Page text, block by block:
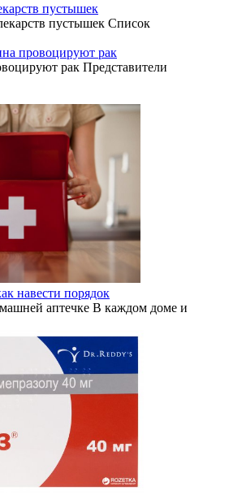
пустышек
пустышек Список
провоцируют рак
рак Представители
навести порядок
аптечке В каждом доме и